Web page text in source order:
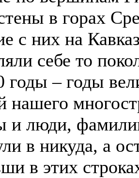
в горах
с них на
себе то
годы – годы
нашего
и люди,
в никуда, а
в этих